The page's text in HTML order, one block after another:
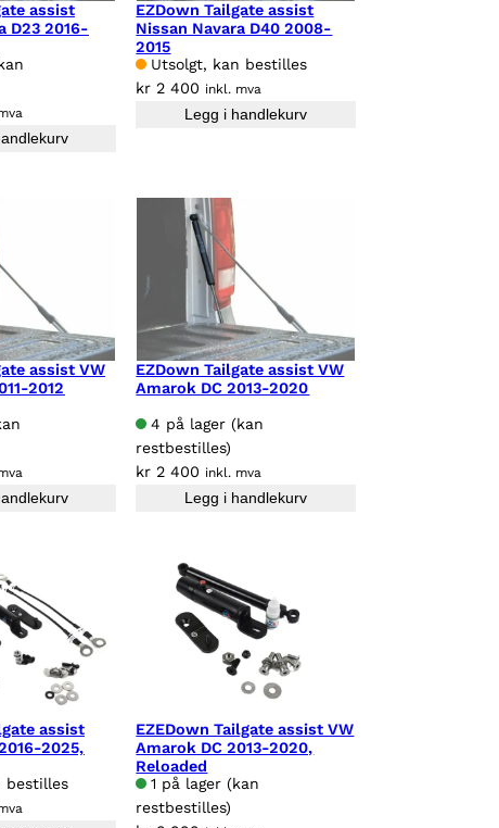
assist
D23 2016-
EZDown Tailgate assist
Nissan Navara D40 2008-
2015
Utsolgt, kan bestilles
kr 2 400 inkl. mva
Legg i handlekurv
assist VW
2012
EZDown Tailgate assist VW
Amarok DC 2013-2020
4 på lager (kan
restbestilles)
kr 2 400 inkl. mva
Legg i handlekurv
assist
2025,
bestilles
EZEDown Tailgate assist VW
Amarok DC 2013-2020,
Reloaded
1 på lager (kan
restbestilles)